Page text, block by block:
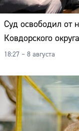
Суд освободил от
Ковдорского
18:27 – 8 августа